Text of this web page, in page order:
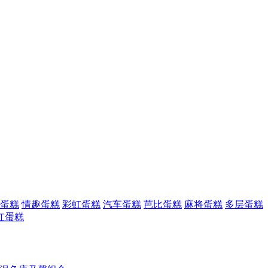
糕 情趣蛋糕 彩虹蛋糕 汽车蛋糕 芭比蛋糕 麻将蛋糕 多层蛋糕
蛋糕